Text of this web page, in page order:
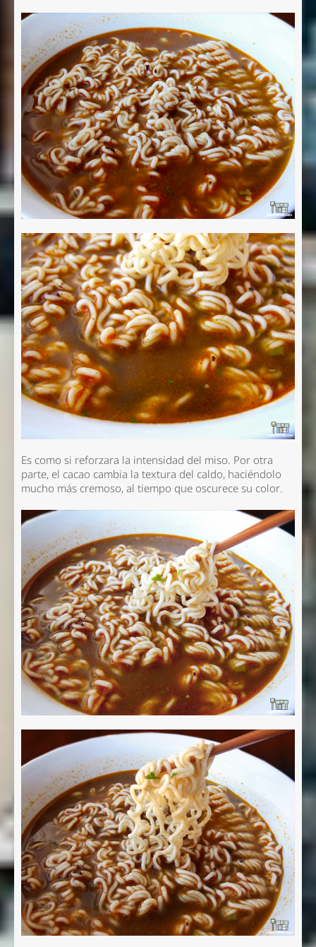
Es como si reforzara la intensidad del miso. Por otra
parte, el cacao cambia la textura del caldo, haciéndolo
mucho más cremoso, al tiempo que oscurece su color.
Nombre *
Email *
Comentario *